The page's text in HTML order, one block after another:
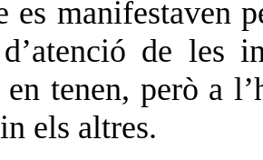
es manifestaven
de les
en tenen, però a
els altres.